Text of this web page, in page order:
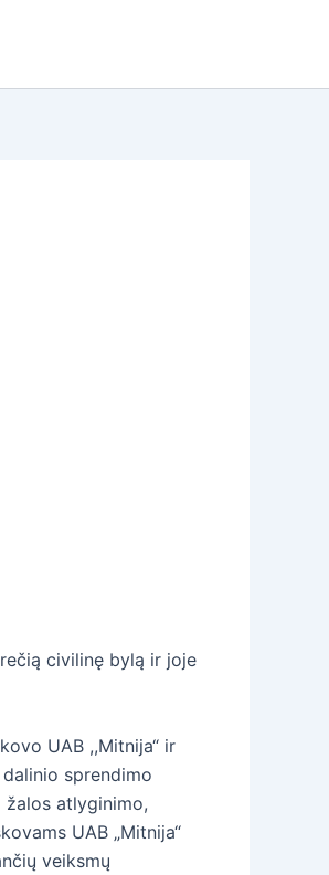
civilinę bylą ir joje
UAB ,,Mitnija“ ir
sprendimo
žalos atlyginimo,
UAB „Mitnija“
veiksmų